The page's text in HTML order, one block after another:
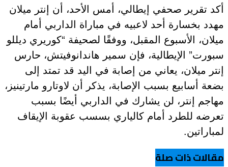
أكد تقرير صحفي إيطالي، أمس الأحد، أن إنتر ميلان
مهدد بخسارة أحد لاعبيه في مباراة الداربي أمام
ميلان، الأسبوع المقبل، ووفقًا لصحيفة “كوريري ديللو
سبورت” الإيطالية، فإن سمير هاندانوفيتش، حارس
إنتر ميلان، يعاني من إصابة في اليد قد تمتد إلى
بضعة أسابيع بسبب الإصابة، يذكر أن لاوتارو مارتينيز،
مهاجم إنتر، لن يشارك في الداربي أيضًا بسبب
تعرضه للطرد أمام كالياري بسسب عقوبة الإيقاف
لمباراتين.
مقالات ذات صلة